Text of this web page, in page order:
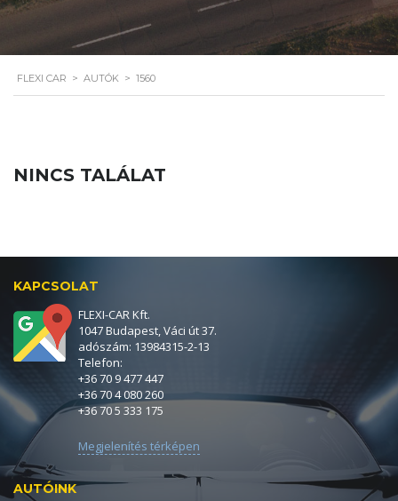
FLEXI CAR > AUTÓK > 1560
NINCS TALÁLAT
KAPCSOLAT
FLEXI-CAR Kft.
1047 Budapest, Váci út 37.
adószám: 13984315-2-13
Telefon:
+36 70 9 477 447
+36 70 4 080 260
+36 70 5 333 175
Megjelenítés térképen
AUTÓINK